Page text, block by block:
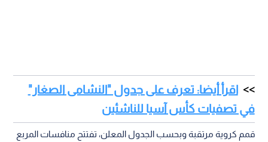
اقرأ أيضا: تعرف على جدول "النشامى الصغار"
في تصفيات كأس آسيا للناشئين
قمم كروية مرتقبة وبحسب الجدول المعلن، تفتتح منافسات المربع